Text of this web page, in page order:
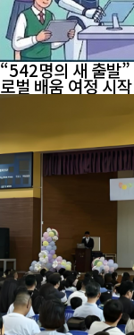
“542명의 새 출발
로벌 배움 여정 시작